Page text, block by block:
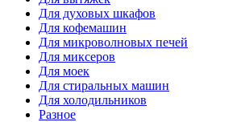
Для духовых шкафов
Для кофемашин
Для микроволновых печей
Для миксеров
Для моек
Для стиральных машин
Для холодильников
Разное